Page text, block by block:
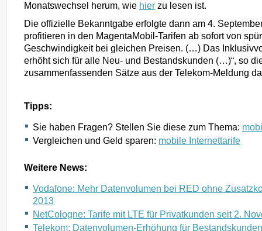
Monatswechsel herum, wie hier zu lesen ist.
Die offizielle Bekanntgabe erfolgte dann am 4.
profitieren in den MagentaMobil-Tarifen ab sofort von
Geschwindigkeit bei gleichen Preisen. (…) Das
erhöht sich für alle Neu- und Bestandskunden (…)“, so
zusammenfassenden Sätze aus der Telekom-Meldung
Tipps:
Sie haben Fragen? Stellen Sie diese zum Thema:
Vergleichen und Geld sparen: mobile Internettarife
Weitere News:
Vodafone: Mehr Datenvolumen bei RED ohne
2013
NetCologne: Tarife mit LTE für Privatkunden seit 2.
Telekom: Datenvolumen-Erhöhung für